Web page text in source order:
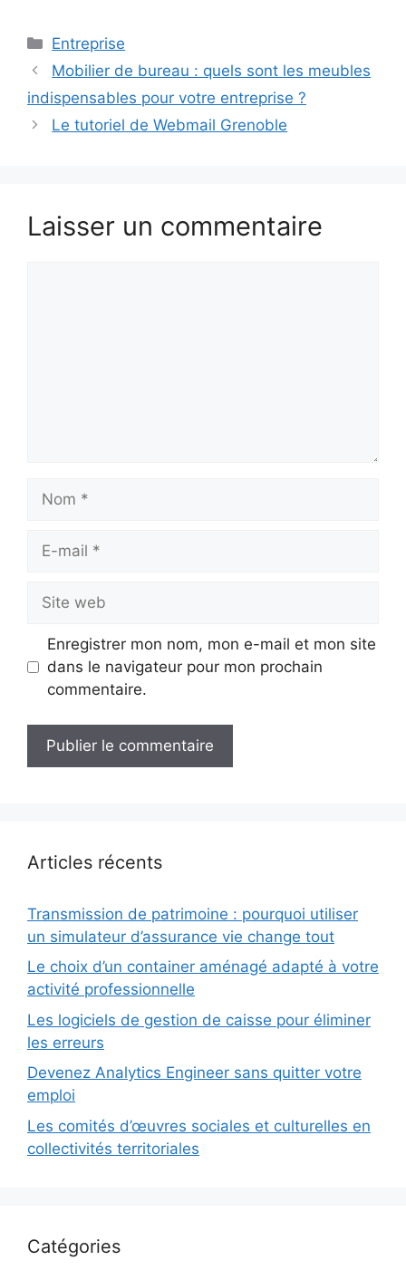
Catégories
Entreprise
Mobilier de bureau : quels sont les meubles
indispensables pour votre entreprise ?
Le tutoriel de Webmail Grenoble
Laisser un commentaire
Nom
Site
web
Enregistrer mon nom, mon e-mail et mon site
dans le navigateur pour mon prochain
commentaire.
Articles récents
Transmission de patrimoine : pourquoi utiliser
un simulateur d’assurance vie change tout
Le choix d’un container aménagé adapté à votre
activité professionnelle
Les logiciels de gestion de caisse pour éliminer
les erreurs
Devenez Analytics Engineer sans quitter votre
emploi
Les comités d’œuvres sociales et culturelles en
collectivités territoriales
Catégories